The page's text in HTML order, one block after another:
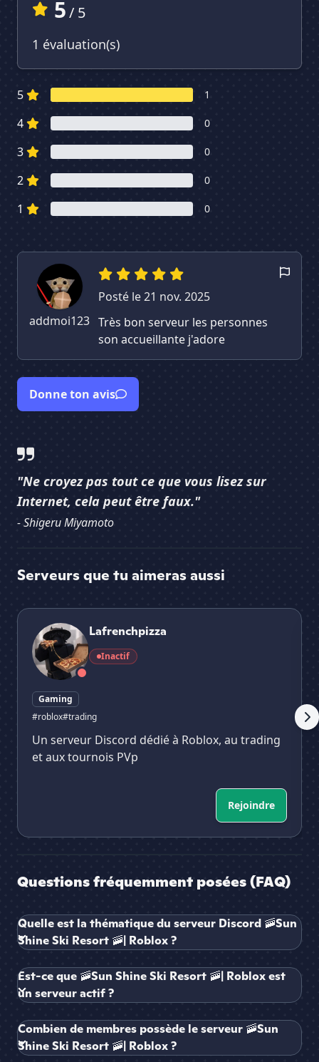
5/ 5
1 évaluation(s)
5 1
4 0
3 0
2 0
1 0
addmoi123
Posté le 21 nov. 2025
Très bon serveur les personnes
son accueillante j'adore
Donne ton avis
"Ne croyez pas tout ce que vous lisez sur
Internet, cela peut être faux."
- Shigeru Miyamoto
Serveurs que tu aimeras aussi
Lafrenchpizza
Lafrenchpizza
Inactif
Gaming
#roblox#trading
Un serveur Discord dédié à Roblox, au trading
et aux tournois PVp
Rejoindre
Questions fréquemment posées (FAQ)
Quelle est la thématique du serveur Discord 🚠Sun
Shine Ski Resort 🚠| Roblox ?
Est-ce que 🚠Sun Shine Ski Resort 🚠| Roblox est
un serveur actif ?
Combien de membres possède le serveur 🚠Sun
Shine Ski Resort 🚠| Roblox ?